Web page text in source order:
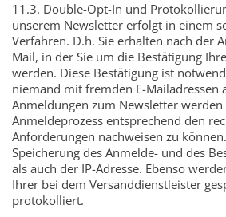
11.3. Double-Opt-In und
unserem Newsletter erfolgt in einem
Verfahren. D.h. Sie erhalten nach der
Mail, in der Sie um die Bestätigung
werden. Diese Bestätigung ist
niemand mit fremden E-Mailadressen
Anmeldungen zum Newsletter
Anmeldeprozess entsprechend den
Anforderungen nachweisen zu
Speicherung des Anmelde- und des
als auch der IP-Adresse. Ebenso
Ihrer bei dem Versanddienstleister
protokolliert.